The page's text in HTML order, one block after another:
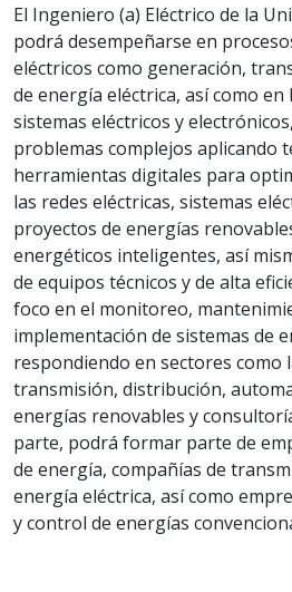
El Ingeniero (a) Eléctrico de la
podrá desempeñarse en
eléctricos como generación,
de energía eléctrica, así como
sistemas eléctricos y
problemas complejos aplicando
herramientas digitales para
las redes eléctricas, sistemas
proyectos de energías
energéticos inteligentes, así
de equipos técnicos y de alta
foco en el monitoreo,
implementación de sistemas de
respondiendo en sectores como
transmisión, distribución,
energías renovables y
parte, podrá formar parte de
de energía, compañías de
energía eléctrica, así como
y control de energías